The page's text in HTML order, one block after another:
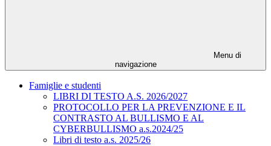
Menu di
navigazione
Famiglie e studenti
LIBRI DI TESTO A.S. 2026/2027
PROTOCOLLO PER LA PREVENZIONE E IL
CONTRASTO AL BULLISMO E AL
CYBERBULLISMO a.s.2024/25
Libri di testo a.s. 2025/26